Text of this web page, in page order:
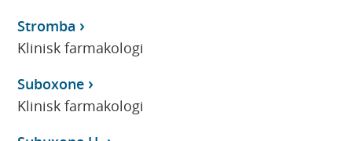
Stromba
Klinisk farmakologi
Suboxone
Klinisk farmakologi